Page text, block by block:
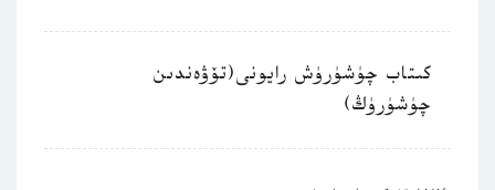
كىتاب چۈشۈرۈش رايونى(تۆۋەندىن
چۈشۈرۈڭ)